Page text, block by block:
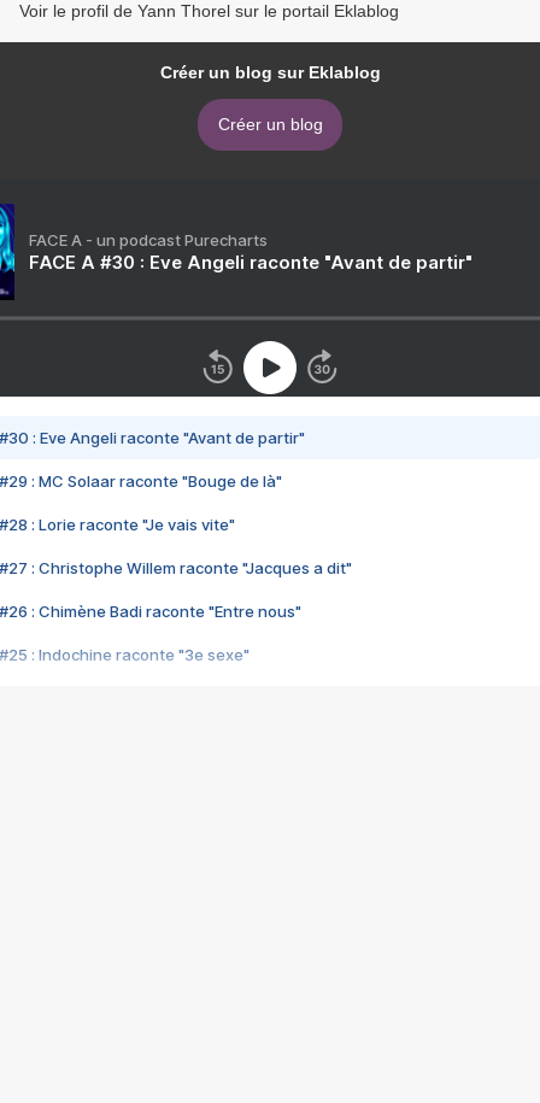
Voir le profil de Yann Thorel sur le portail Eklablog
Créer un blog sur Eklablog
Créer un blog
FACE A - un podcast Purecharts
FACE A #30 : Eve Angeli raconte "Avant de partir"
#30 : Eve Angeli raconte "Avant de partir"
#29 : MC Solaar raconte "Bouge de là"
#28 : Lorie raconte "Je vais vite"
#27 : Christophe Willem raconte "Jacques a dit"
#26 : Chimène Badi raconte "Entre nous"
#25 : Indochine raconte "3e sexe"